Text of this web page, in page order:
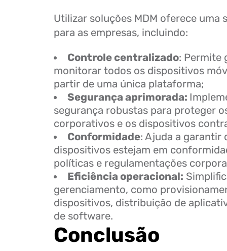
Utilizar soluções MDM oferece uma
para as empresas, incluindo:
Controle centralizado: Permite
monitorar todos os dispositivos
partir de uma única plataforma;
Segurança aprimorada:
segurança robustas para proteger
corporativos e os dispositivos
Conformidade: Ajuda a garantir
dispositivos estejam em
políticas e regulamentações
Eficiência operacional:
gerenciamento, como
dispositivos, distribuição de
de software.
Conclusão